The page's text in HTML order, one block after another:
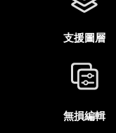
支援圖層
無損編輯